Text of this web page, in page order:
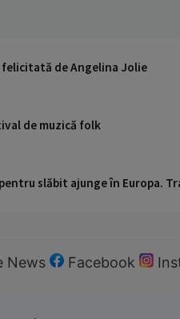
felicitată de Angelina Jolie
de muzică folk
slăbit ajunge în Europa.
News Facebook